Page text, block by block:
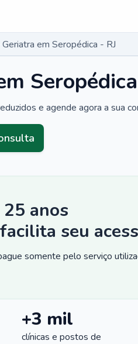
Geriatra em Seropédica - RJ
e agende agora a sua
anos
seu
somente pelo serviço
+3 mil
clínicas e postos de